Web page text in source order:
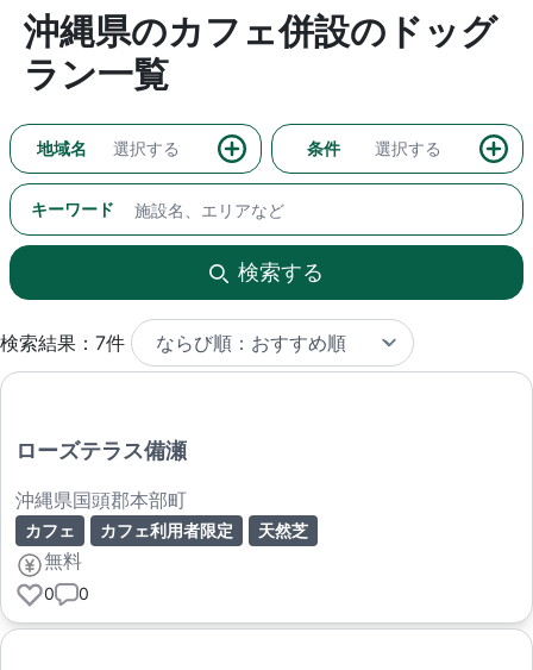
沖縄県のカフェ併設のドッグ
ラン一覧
地域名 選択する 条件 選択する
キーワード
検索する
検索結果：7件
ローズテラス備瀬
沖縄県国頭郡本部町
カフェ カフェ利用者限定 天然芝
無料
0 0